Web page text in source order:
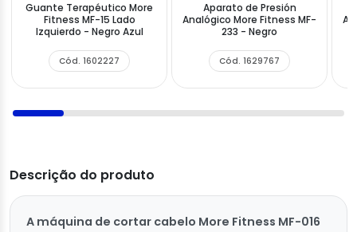
Guante Terapéutico More
Fitness MF-15 Lado
Izquierdo - Negro Azul
Cód. 1602227
Aparato de Presión
Analógico More Fitness MF-
233 - Negro
Cód. 1629767
Descrição do produto
A máquina de cortar cabelo More Fitness MF-016